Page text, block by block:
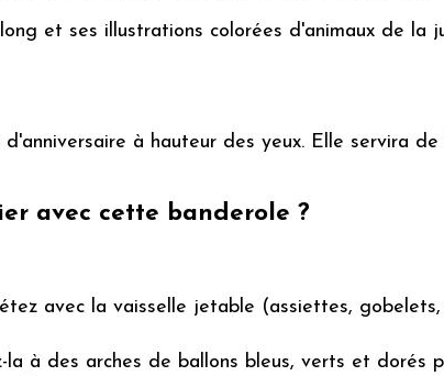
et ses illustrations colorées d'animaux de la
à hauteur des yeux. Elle servira
avec cette banderole ?
avec la vaisselle jetable (assiettes,
la à des arches de ballons bleus, verts et dorés